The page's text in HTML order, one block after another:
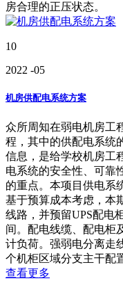
房合理的正压状态。
10
2022 -05
机房供配电系统方案
众所周知在弱电机房工
程，其中的供配电系统
信息，是给学校机房工
电系统的安全性、可靠
的重点。本项目供电系
基于预算成本考虑，本
线路，并预留UPS配电
间。配电线缆、配电柜
计负荷。强弱电分离走
个机柜区域分支主干配
查看更多